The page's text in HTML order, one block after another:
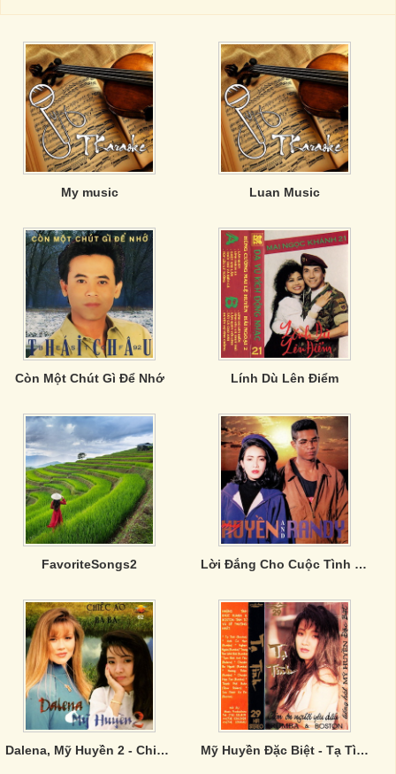
My music Luan Music
Còn Một Chút Gì Để Nhớ Lính Dù Lên Điểm
FavoriteSongs2 Lời Đắng Cho Cuộc Tình - Mỹ Huyền, Randy
Dalena, Mỹ Huyền 2 - Chiếc Áo Bà Ba Mỹ Huyền Đặc Biệt - Tạ Tình